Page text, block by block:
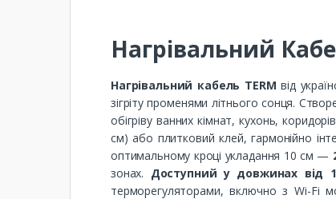
Нагрівальний
Нагрівальний кабель TERM від
зігріту променями літнього сонця.
обігріву ванних кімнат, кухонь,
см) або плитковий клей, гармонійно
оптимальному кроці укладання 10 см —
зонах. Доступний у довжинах від
терморегуляторами, включно з Wi-Fi